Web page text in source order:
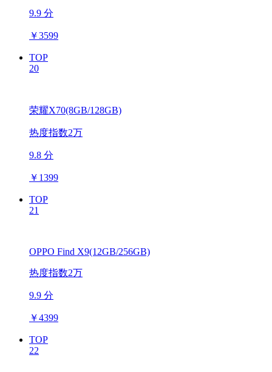
9.9 分
￥3599
TOP
20
荣耀X70(8GB/128GB)
热度指数2万
9.8 分
￥ 1399
TOP
21
OPPO Find X9(12GB/256GB)
热度指数2万
9.9 分
￥4399
TOP
22